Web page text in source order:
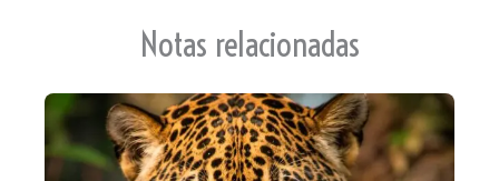
te
Notas relacionadas